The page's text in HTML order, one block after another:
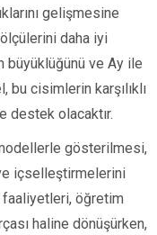
gelişmesine
daha iyi
büyüklüğünü ve Ay ile
cisimlerin karşılıklı
destek olacaktır.
gösterilmesi,
içselleştirmelerini
faaliyetleri, öğretim
haline dönüşürken,